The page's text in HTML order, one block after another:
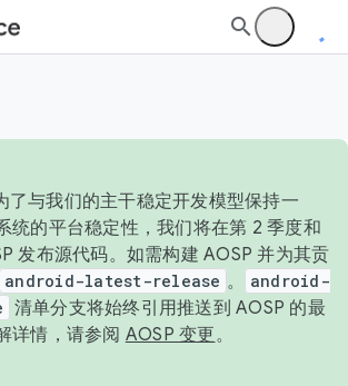
了与我们的主干稳定开发模型保持一
统的平台稳定性，我们将在第 2 季度和
发布源代码。如需构建 AOSP 并为其贡
android-latest-release 。
android-
清单分支将始终引用推送到 AOSP 的最
详情，请参阅 AOSP 变更。